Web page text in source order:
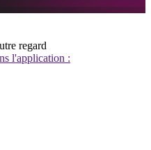
regard
l'application :